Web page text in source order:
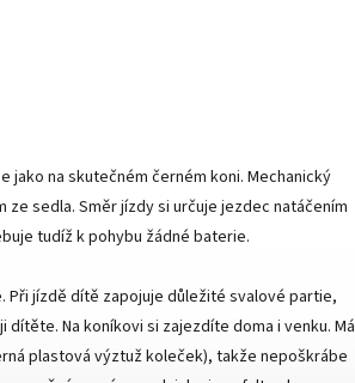
jako na skutečném černém koni. Mechanický
sedla. Směr jízdy si určuje jezdec natáčením
tudíž k pohybu žádné baterie.
Při jízdě dítě zapojuje důležité svalové partie,
Na koníkovi si zajezdíte doma i venku. Má
plastová výztuž koleček), takže nepoškrábe